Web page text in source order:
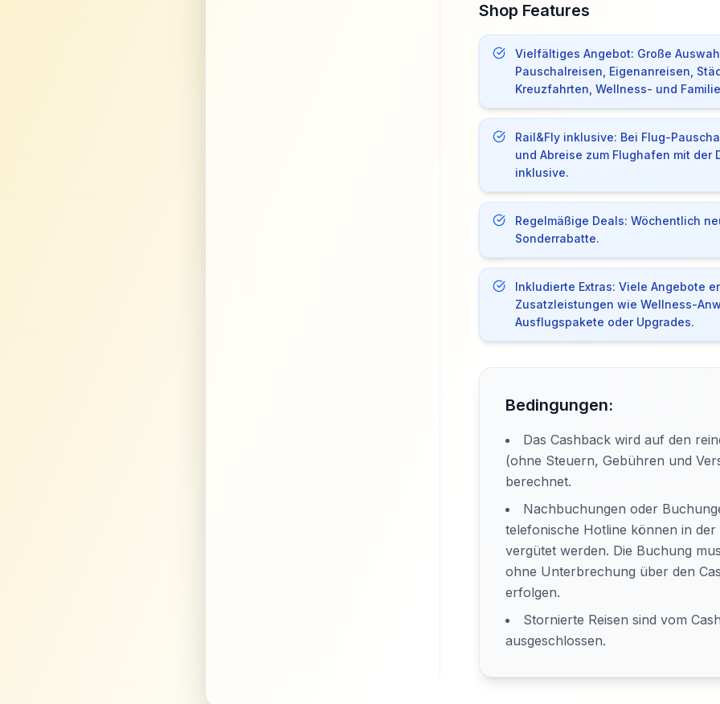
Shop Features
Vielfältiges Angebot: Große
Pauschalreisen, Eigenanreisen,
Kreuzfahrten, Wellness- und
Rail&Fly inklusive: Bei Flug-
und Abreise zum Flughafen mit der
inklusive.
Regelmäßige Deals: Wöchentlich
Sonderrabatte.
Inkludierte Extras: Viele Angebote
Zusatzleistungen wie Wellness-
Ausflugspakete oder Upgrades.
Bedingungen:
Das Cashback wird auf den
(ohne Steuern, Gebühren und
berechnet.
Nachbuchungen oder
telefonische Hotline können in der
vergütet werden. Die Buchung
ohne Unterbrechung über den
erfolgen.
Stornierte Reisen sind vom
ausgeschlossen.